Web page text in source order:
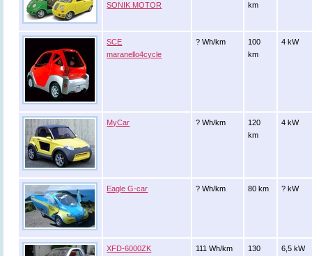
SONIK MOTOR
km
SCE
maranello4cycle
? Wh/km
100
km
4 kW
MyCar ? Wh/km
120
km
4 kW
Eagle G-car ? Wh/km 80 km ? kW
XFD-6000ZK
111 Wh/km
130
6,5 kW